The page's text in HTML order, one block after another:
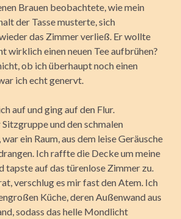
Brauen beobachtete, wie mein
der Tasse musterte, sich
das Zimmer verließ. Er wollte
wirklich einen neuen Tee aufbrühen?
ob ich überhaupt noch einen
ich echt genervt.
auf und ging auf den Flur.
Sitzgruppe und den schmalen
ein Raum, aus dem leise Geräusche
Ich raffte die Decke um meine
tapste auf das türenlose Zimmer zu.
verschlug es mir fast den Atem. Ich
Küche, deren Außenwand aus
sodass das helle Mondlicht